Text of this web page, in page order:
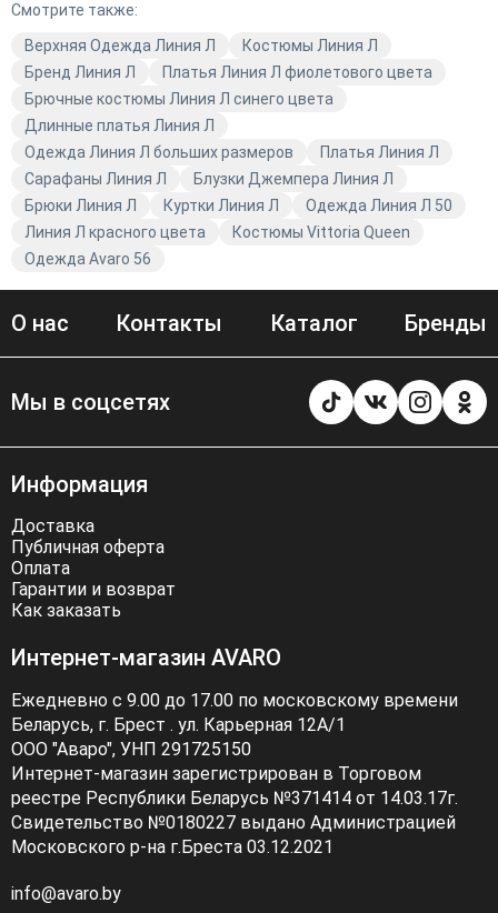
высокое качество каждой вещи.
Смотрите также:
Верхняя Одежда Линия Л
Костюмы Линия Л
Бренд Линия Л
Платья Линия Л фиолетового цвета
Брючные костюмы Линия Л синего цвета
Длинные платья Линия Л
Одежда Линия Л больших размеров
Платья Линия Л
Сарафаны Линия Л
Блузки Джемпера Линия Л
Брюки Линия Л
Куртки Линия Л
Одежда Линия Л 50
Линия Л красного цвета
Костюмы Vittoria Queen
Одежда Avaro 56
О нас Контакты Каталог Бренды
Мы в соцсетях
Информация
Доставка
Публичная оферта
Оплата
Гарантии и возврат
Как заказать
Интернет-магазин AVARO
Ежедневно с 9.00 до 17.00 по московскому времени
Беларусь, г. Брест . ул. Карьерная 12А/1
ООО "Аваро", УНП 291725150
Интернет-магазин зарегистрирован в Торговом
реестре Республики Беларусь №371414 от 14.03.17г.
Свидетельство №0180227 выдано Администрацией
Московского р-на г.Бреста 03.12.2021
info@avaro.by